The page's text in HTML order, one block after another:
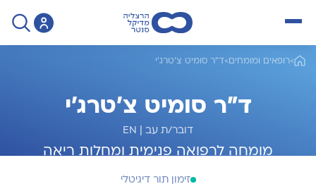
>רופאים ומומחים>ד"ר סומיט צ'טרג'י
ד"ר סומיט צ'טרג'י
דובר/ת עב |
EN
מומחה לרפואה פנימית ומחלות ריאה
זימון תור דיגיטלי